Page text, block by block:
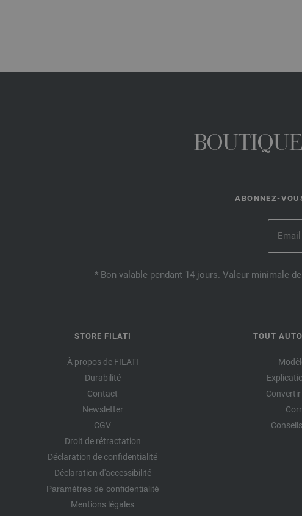
ABONNEZ-
* Bon valable pendant 14 jours. Valeur minimale
STORE FILATI
À propos de FILATI
Durabilité
Contact
Newsletter
CGV
Droit de rétractation
Déclaration de confidentialité
Déclaration d'accessibilité
Paramètres de confidentialité
Mentions légales
TOUT